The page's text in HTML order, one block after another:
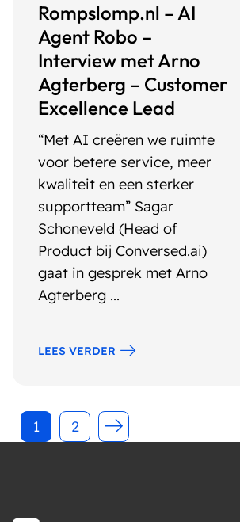
Rompslomp.nl – AI
Agent Robo –
Interview met Arno
Agterberg – Customer
Excellence Lead
“Met AI creëren we ruimte
voor betere service, meer
kwaliteit en een sterker
supportteam” Sagar
Schoneveld (Head of
Product bij Conversed.ai)
gaat in gesprek met Arno
Agterberg ...
LEES VERDER
1 2